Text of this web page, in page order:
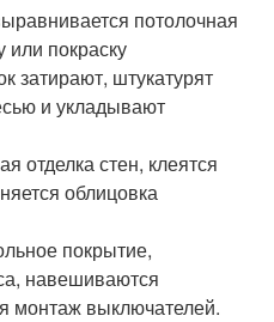
потолочная
или покраску
затирают, штукатурят
и укладывают
отделка стен, клеятся
облицовка
покрытие,
навешиваются
монтаж выключателей.